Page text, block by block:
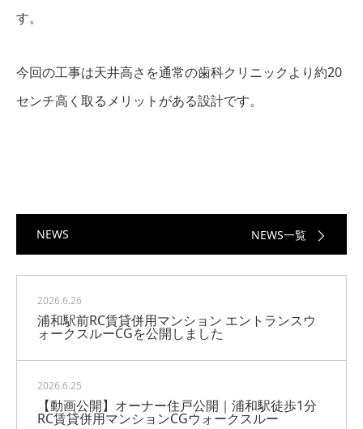
す。
今回の工事は天井高さを通常の歯科クリニックより約20
センチ高く取るメリットがある設計です。
NEWS NEWS一覧
2026.6.26
浦和駅前RC賃貸併用マンション エントランスウ
ォークスルーCGを公開しました
2026.6.25
【動画公開】オーナー住戸公開｜浦和駅徒歩1分
RC賃貸併用マンションCGウォークスルー